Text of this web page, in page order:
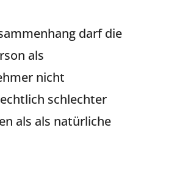
darf die
als
nicht
schlechter
als als natürliche